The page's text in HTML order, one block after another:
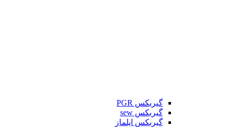
گیربکس PGR
گیربکس sew
گیربکس ایلماز